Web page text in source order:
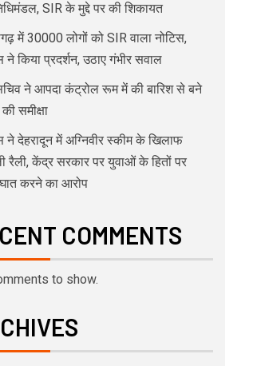
SIR के मुद्दे पर की शिकायत
में 30000 लोगों को SIR वाला नोटिस,
ने किया प्रदर्शन, उठाए गंभीर सवाल
ने आपदा कंट्रोल रूम में की बारिश से बने
समीक्षा
ने देहरादून में अग्निवीर स्कीम के खिलाफ
रैली, केंद्र सरकार पर युवाओं के हितों पर
करने का आरोप
COMMENTS
to show.